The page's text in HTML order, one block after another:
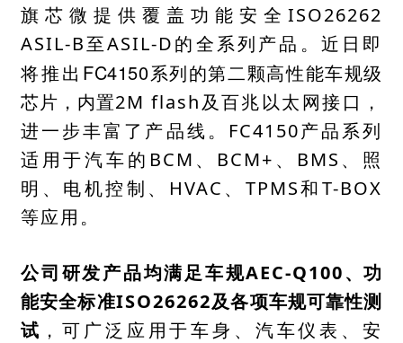
旗芯微提供覆盖功能安全ISO26262
ASIL-B至ASIL-D的全系列产品。近日即
将推出 FC4150系列的第二颗高性能车规级
芯片，内置2M flash及百兆以太网接口，
进一步丰富了产品线。 FC4150产品系列
适用于汽车的 BCM 、 BCM+ 、 BMS 、照
明、电机控制、 HVAC 、 TPMS和T-BOX
等应用。
公司研发产品均满足车规AEC-Q100 、功
能安全标准ISO26262及各项车规可靠性测
试 ，可广泛应用于车身、汽车仪表、安